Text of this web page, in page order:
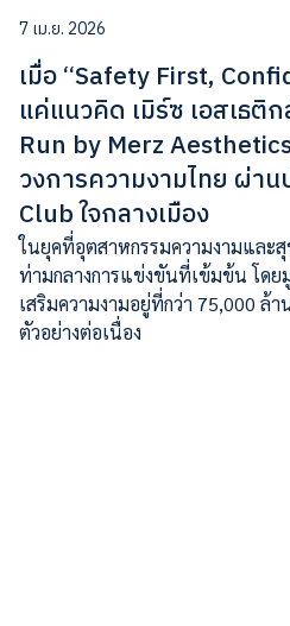
7 เม.ย. 2026
เมื่อ “Safety First,
แค่แนวคิด เมิร์ซ เอสเธติ
Run by Merz
วงการความงามไทย ผ่า
Club ใจกลางเมือง
ในยุคที่อุตสาหกรรมความงามและ
ท่ามกลางการแข่งขันที่เข้มข้น โดย
เสริมความงามอยู่ที่กว่า 75,000 ล้
ตัวอย่างต่อเนื่อง